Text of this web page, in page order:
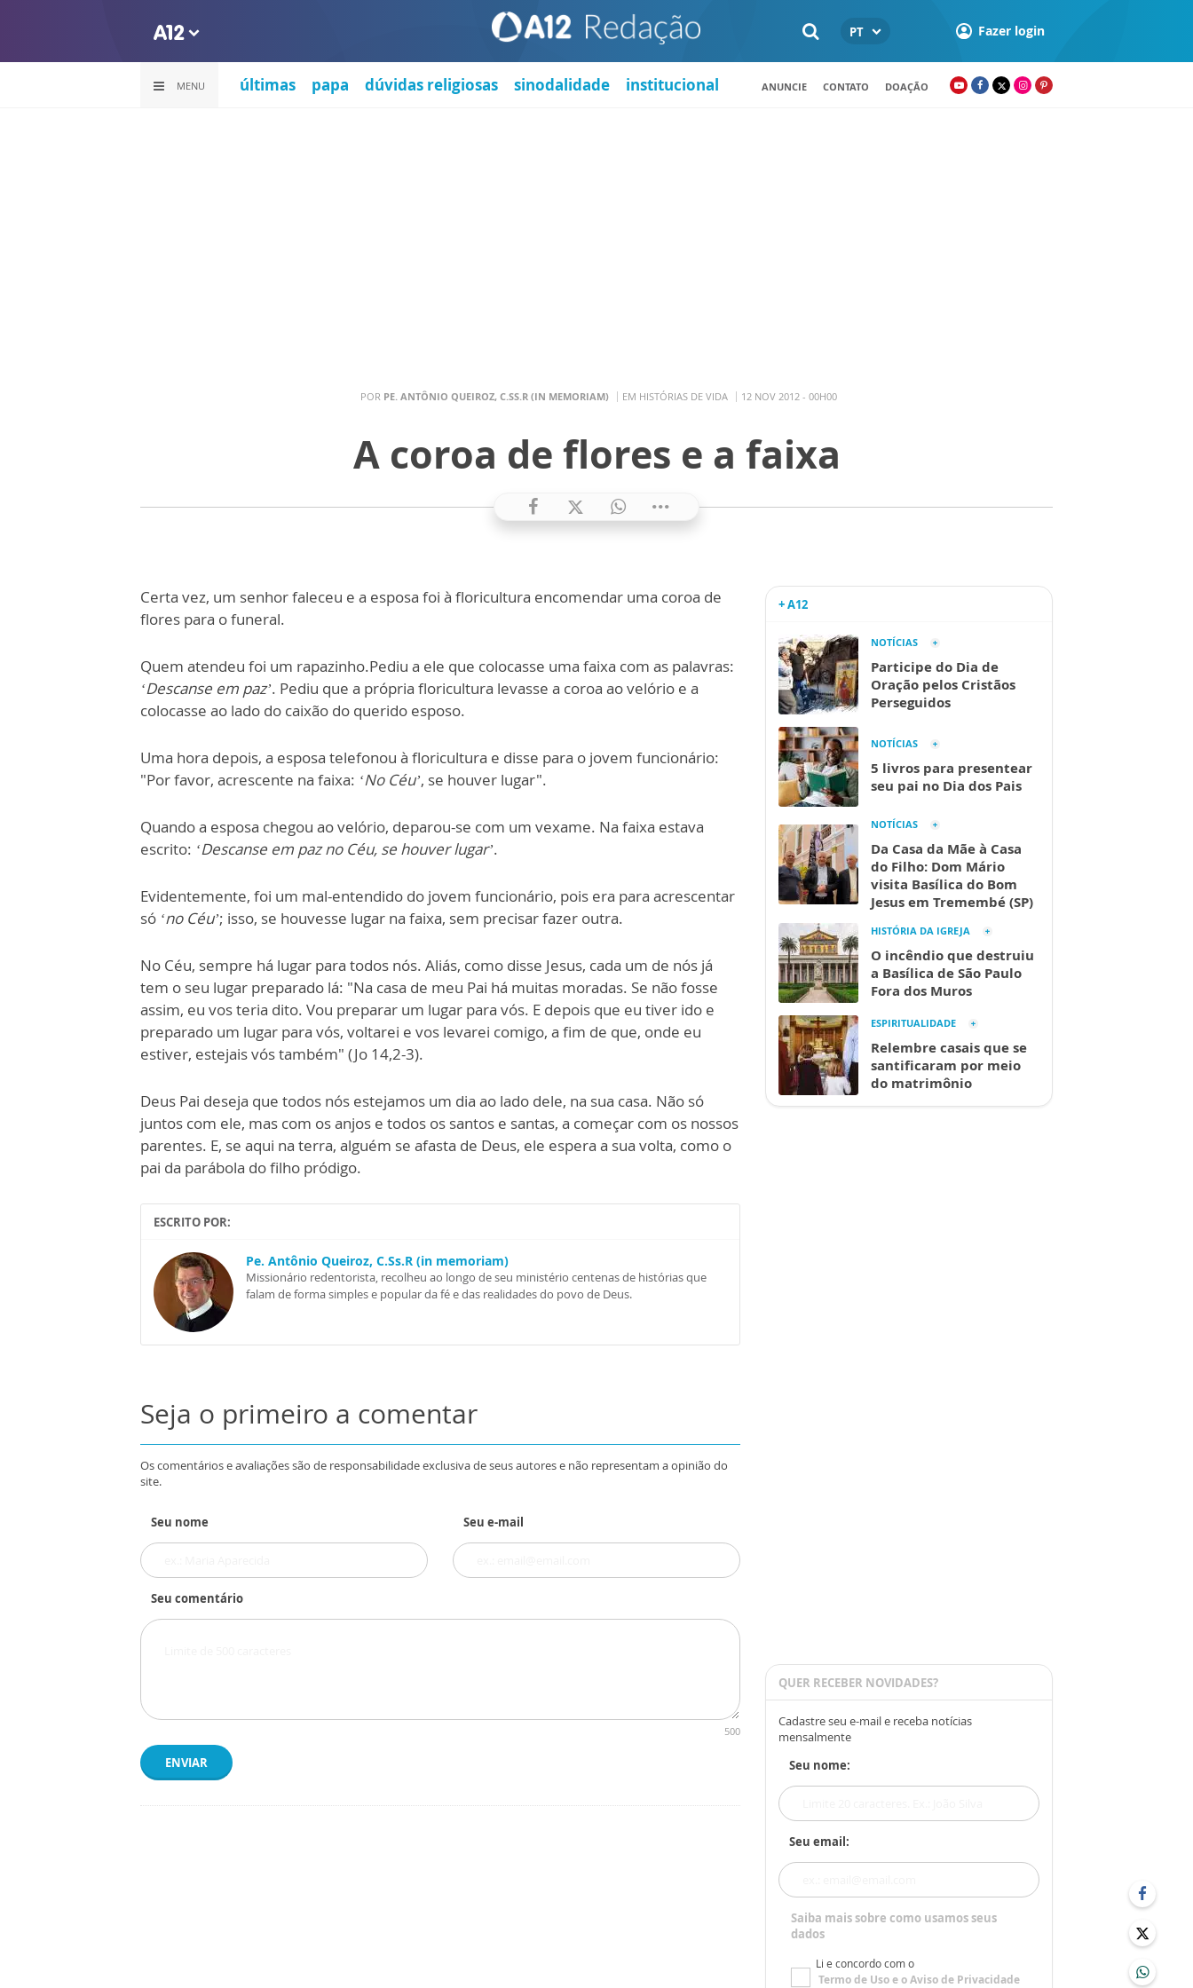
PT Fazer login
MENU últimas papa dúvidas religiosas sinodalidade institucional ANUNCIE CONTATO DOAÇÃO
POR PE. ANTÔNIO QUEIROZ, C.SS.R (IN MEMORIAM) EM HISTÓRIAS DE VIDA 12 NOV 2012 - 00H00
A coroa de flores e a faixa
Certa vez, um senhor faleceu e a esposa foi à floricultura encomendar uma coroa de
flores para o funeral.
Quem atendeu foi um rapazinho.Pediu a ele que colocasse uma faixa com as palavras:
‘Descanse em paz’. Pediu que a própria floricultura levasse a coroa ao velório e a
colocasse ao lado do caixão do querido esposo.
Uma hora depois, a esposa telefonou à floricultura e disse para o jovem funcionário:
"Por favor, acrescente na faixa: ‘No Céu’, se houver lugar".
Quando a esposa chegou ao velório, deparou-se com um vexame. Na faixa estava
escrito: ‘Descanse em paz no Céu, se houver lugar’.
Evidentemente, foi um mal-entendido do jovem funcionário, pois era para acrescentar
só ‘no Céu’; isso, se houvesse lugar na faixa, sem precisar fazer outra.
No Céu, sempre há lugar para todos nós. Aliás, como disse Jesus, cada um de nós já
tem o seu lugar preparado lá: "Na casa de meu Pai há muitas moradas. Se não fosse
assim, eu vos teria dito. Vou preparar um lugar para vós. E depois que eu tiver ido e
preparado um lugar para vós, voltarei e vos levarei comigo, a fim de que, onde eu
estiver, estejais vós também" (Jo 14,2-3).
Deus Pai deseja que todos nós estejamos um dia ao lado dele, na sua casa. Não só
juntos com ele, mas com os anjos e todos os santos e santas, a começar com os nossos
parentes. E, se aqui na terra, alguém se afasta de Deus, ele espera a sua volta, como o
pai da parábola do filho pródigo.
ESCRITO POR:
Pe. Antônio Queiroz, C.Ss.R (in memoriam)
Missionário redentorista, recolheu ao longo de seu ministério centenas de histórias que
falam de forma simples e popular da fé e das realidades do povo de Deus.
Seja o primeiro a comentar
Os comentários e avaliações são de responsabilidade exclusiva de seus autores e não representam a opinião do
site.
Seu nome Seu e-mail
Seu comentário
500
ENVIAR
+ A12
NOTÍCIAS
Participe do Dia de
Oração pelos Cristãos
Perseguidos
NOTÍCIAS
5 livros para presentear
seu pai no Dia dos Pais
NOTÍCIAS
Da Casa da Mãe à Casa
do Filho: Dom Mário
visita Basílica do Bom
Jesus em Tremembé (SP)
HISTÓRIA DA IGREJA
O incêndio que destruiu
a Basílica de São Paulo
Fora dos Muros
ESPIRITUALIDADE
Relembre casais que se
santificaram por meio
do matrimônio
QUER RECEBER NOVIDADES?
Cadastre seu e-mail e receba notícias
mensalmente
Seu nome:
Seu email:
Saiba mais sobre como usamos seus
dados
Li e concordo com o
Termo de Usoe oAviso de Privacidade